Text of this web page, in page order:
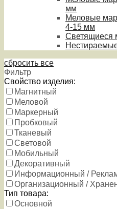
мм
Меловые
4-15 мм
Светящиеся
сбросить все
Фильтр
Свойство изделия:
Магнитный
Меловой
Маркерный
Пробковый
Тканевый
Световой
Мобильный
Декоративный
Информационный /
Организационный /
Тип товара:
Основной